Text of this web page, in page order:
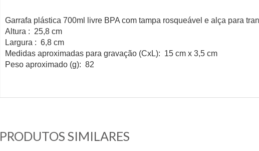
Garrafa plástica 700ml livre BPA com tampa rosqueável e alça para
Altura : 25,8 cm
Largura : 6,8 cm
Medidas aproximadas para gravação (CxL): 15 cm x 3,5 cm
Peso aproximado (g): 82
PRODUTOS SIMILARES